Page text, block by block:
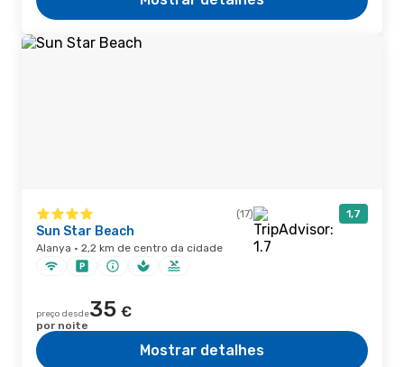
(17) 1,7
Sun Star Beach
Alanya · 2,2 km de centro da cidade
preço desde35 €
por noite
Mostrar detalhes